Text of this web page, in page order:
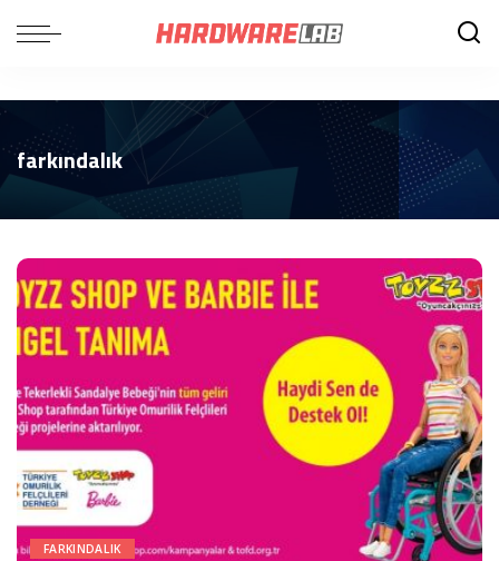
farkındalık
FARKINDALIK